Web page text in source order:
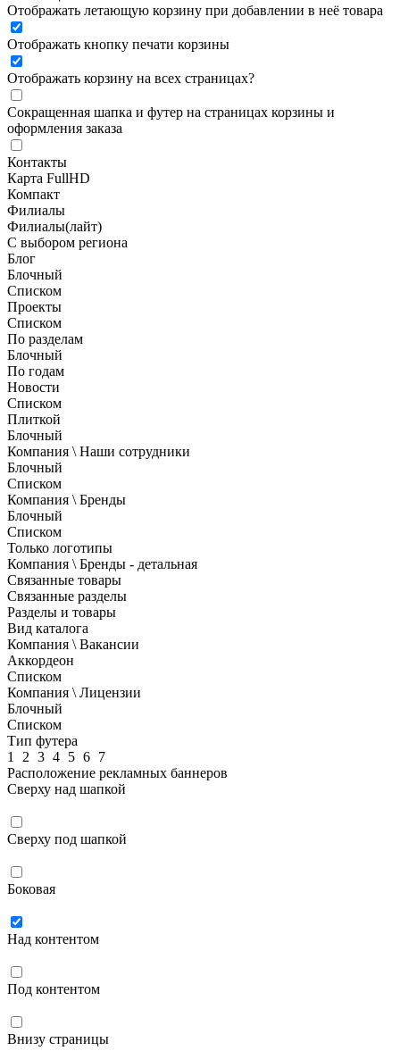
Отображать летающую корзину при добавлении в неё товара
Отображать кнопку печати корзины
Отображать корзину на всех страницах?
Сокращенная шапка и футер на страницах корзины и
оформления заказа
Контакты
Карта FullHD
Компакт
Филиалы
Филиалы(лайт)
С выбором региона
Блог
Блочный
Списком
Проекты
Списком
По разделам
Блочный
По годам
Новости
Списком
Плиткой
Блочный
Компания \ Наши сотрудники
Блочный
Списком
Компания \ Бренды
Блочный
Списком
Только логотипы
Компания \ Бренды - детальная
Связанные товары
Связанные разделы
Разделы и товары
Вид каталога
Компания \ Вакансии
Аккордеон
Списком
Компания \ Лицензии
Блочный
Списком
Тип футера
1
2 3 4 5 6 7
Расположение рекламных баннеров
Сверху над шапкой
Сверху под шапкой
Боковая
Над контентом
Под контентом
Внизу страницы